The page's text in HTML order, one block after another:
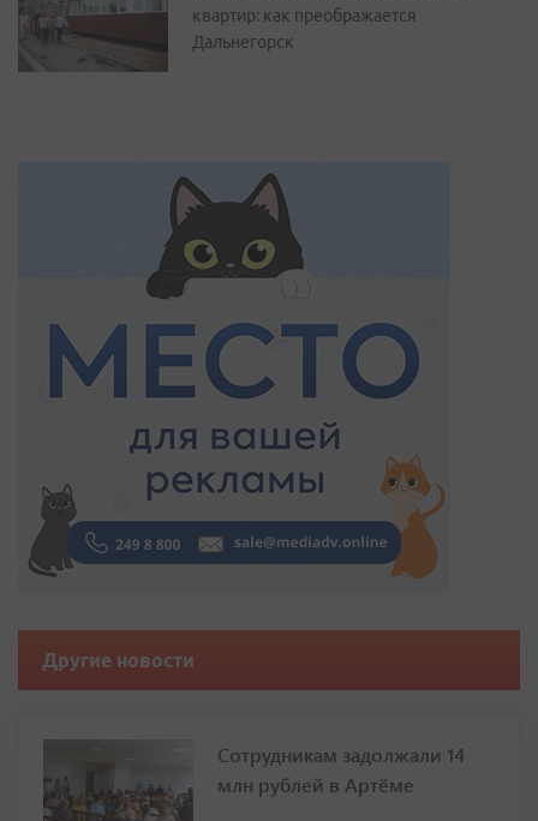
квартир: как преображается
Дальнегорск
Другие новости
Сотрудникам задолжали 14
млн рублей в Артёме